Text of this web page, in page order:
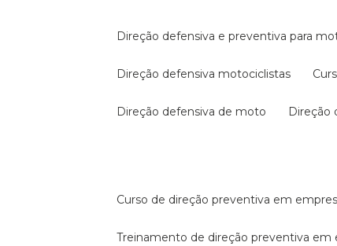
direção defensiva e preventiva para
direção defensiva motociclistas
direção defensiva de moto
curso de direção preventiva em
treinamento de direção preventiva em